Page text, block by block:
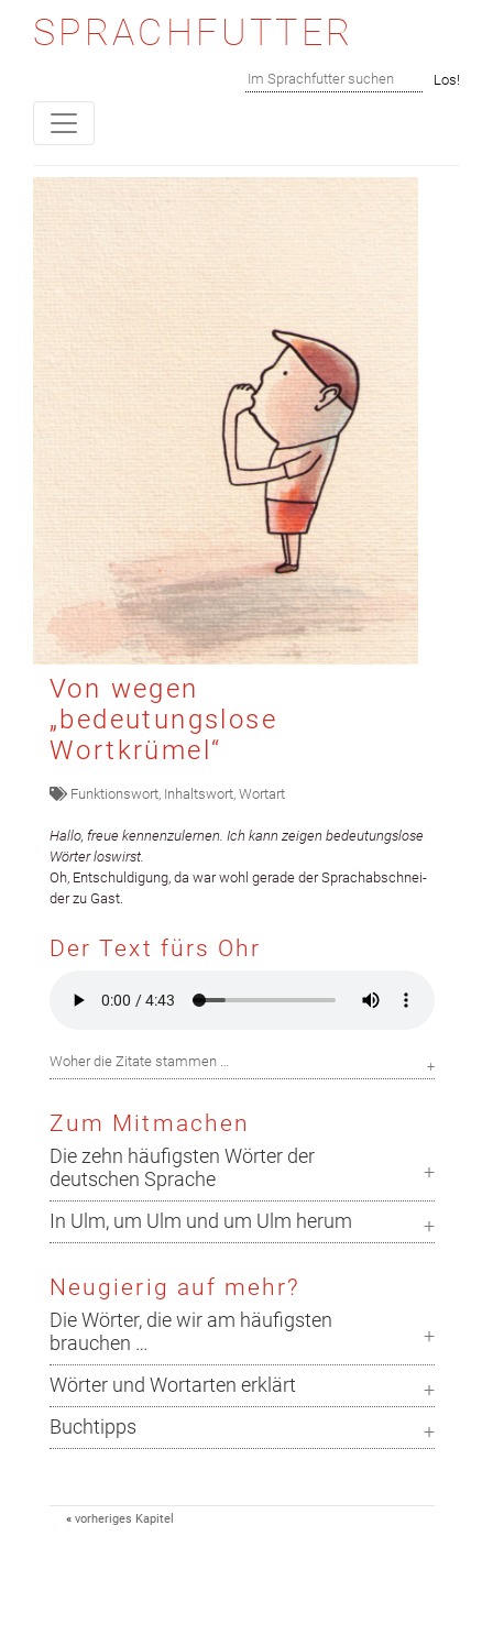
SPRACHFUTTER
Suchen Los!
Von wegen
„bedeutungslose
Wortkrümel“
Funktionswort, Inhaltswort, Wortart
Hal­lo, freue ken­nen­zuler­nen. Ich kann zeigen bedeu­tungslose
Wörter loswirst.
Oh, Entschuldigung, da war wohl ger­ade der Sprach­ab­schnei­
der zu Gast.
Der Text fürs Ohr
Woher die Zitate stammen …
Zum Mitmachen
Die zehn häufigsten Wörter der
deutschen Sprache
In Ulm, um Ulm und um Ulm herum
Neugierig auf mehr?
Die Wörter, die wir am häufigsten
brauchen …
Wörter und Wortarten erklärt
Buchtipps
« vorheriges Kapitel